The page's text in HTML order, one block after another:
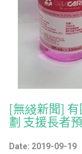
[無綫新聞]
劃 支援長者
Date: 2019-09-19